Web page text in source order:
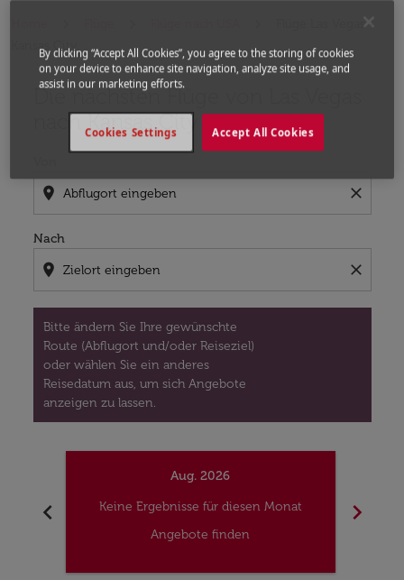
Kansas City
Die nächsten Flüge von Las Vegas
nach Kansas City
location_on close
Nach
location_on close
Bitte ändern Sie Ihre gewünschte
Route (Abflugort und/oder Reiseziel)
oder wählen Sie ein anderes
Reisedatum aus, um sich Angebote
anzeigen zu lassen.
Bitte ändern Sie Ihre gewünschte Route (Abflugort
chevron_left
Aug. 2026
Keine Ergebnisse für diesen Monat
Angebote finden
chevron_right
By clicking “Accept All Cookies”, you agree to the storing of cookies
on your device to enhance site navigation, analyze site usage, and
assist in our marketing efforts.
Accept All Cookies
Cookies Settings